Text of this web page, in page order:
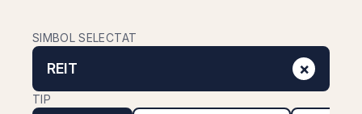
SIMBOL SELECTAT
REIT ×
TIP